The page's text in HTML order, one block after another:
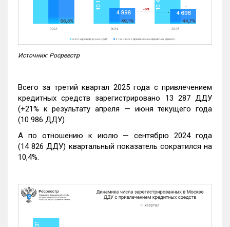
Источник: Росреестр
Всего за третий квартал 2025 года с привлечением
кредитных средств зарегистрировано 13 287 ДДУ
(+21% к результату апреля — июня текущего года
(10 986 ДДУ).
А по отношению к июлю — сентябрю 2024 года
(14 826 ДДУ) квартальный показатель сократился на
10,4%.